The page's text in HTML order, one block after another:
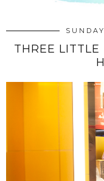
THREE